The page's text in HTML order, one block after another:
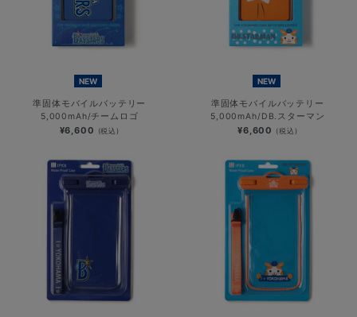
NEW
準固体モバイルバッテリー
5,000mAh/チームロゴ
¥6,600 (税込)
NEW
準固体モバイルバッテリー
5,000mAh/DB.スターマン
¥6,600 (税込)